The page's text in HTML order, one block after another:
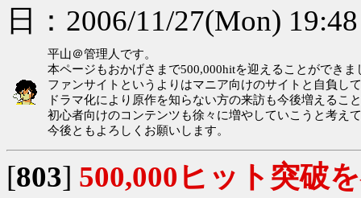
日：2006/11/27(Mon)
平山＠管理人です。
本ページもおかげさまで500,000hitを迎えることができま
ファンサイトというよりはマニア向けのサイトと自負し
ドラマ化により原作を知らない方の来訪も今後増えるこ
初心者向けのコンテンツも徐々に増やしていこうと考え
今後ともよろしくお願いします。
[803] 500,000ヒット突破